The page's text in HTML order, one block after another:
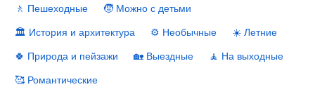
🚶 Пешеходные
🧒 Можно с детьми
🏛 История и архитектура
⚙️ Необычные
☀️ Летние
🍀 Природа и пейзажи
🏡 Выездные
🧘 На выходные
🥰 Романтические